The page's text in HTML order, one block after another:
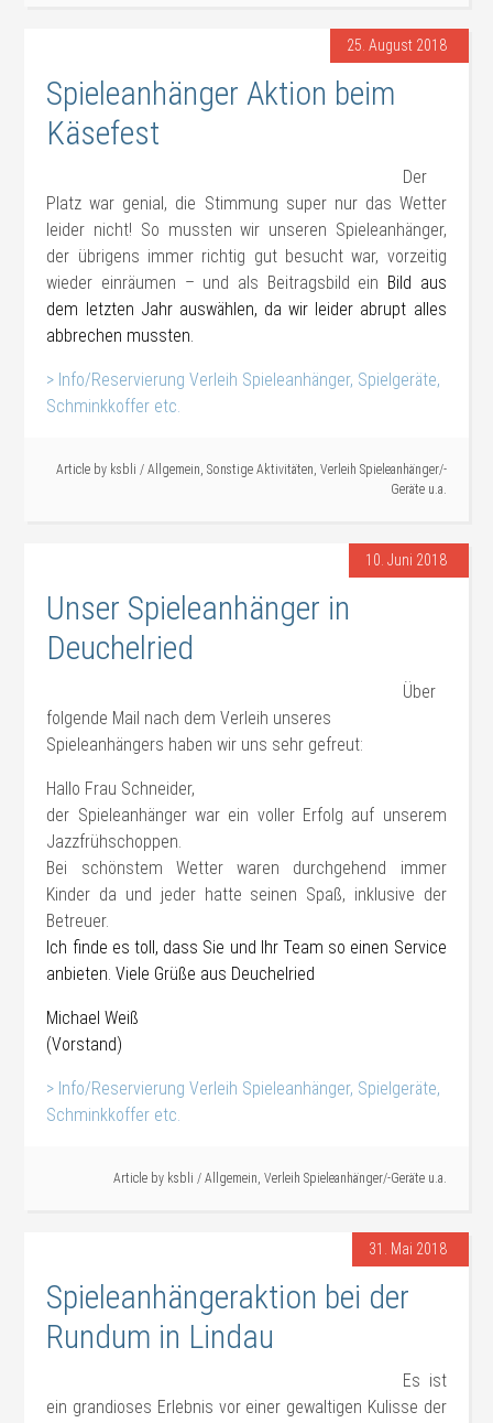
25. August 2018
Spieleanhänger Aktion beim
Käsefest
Der
Platz war genial, die Stimmung super nur das Wetter
leider nicht! So mussten wir unseren Spieleanhänger,
der übrigens immer richtig gut besucht war, vorzeitig
wieder einräumen – und als Beitragsbild ein Bild aus
dem letzten Jahr auswählen, da wir leider abrupt alles
abbrechen mussten.
> Info/Reservierung Verleih Spieleanhänger, Spielgeräte,
Schminkkoffer etc.
Article by ksbli / Allgemein Sonstige Aktivitäten Verleih Spieleanhänger/-
Geräte u.a.
10. Juni 2018
Unser Spieleanhänger in
Deuchelried
Über
folgende Mail nach dem Verleih unseres
Spieleanhängers haben wir uns sehr gefreut:
Hallo Frau Schneider,
der Spieleanhänger war ein voller Erfolg auf unserem
Jazzfrühschoppen.
Bei schönstem Wetter waren durchgehend immer
Kinder da und jeder hatte seinen Spaß, inklusive der
Betreuer.
Ich finde es toll, dass Sie und Ihr Team so einen Service
anbieten. Viele Grüße aus Deuchelried
Michael Weiß
(Vorstand)
> Info/Reservierung Verleih Spieleanhänger, Spielgeräte,
Schminkkoffer etc.
Article by ksbli / Allgemein Verleih Spieleanhänger/-Geräte u.a.
31. Mai 2018
Spieleanhängeraktion bei der
Rundum in Lindau
Es ist
ein grandioses Erlebnis vor einer gewaltigen Kulisse der